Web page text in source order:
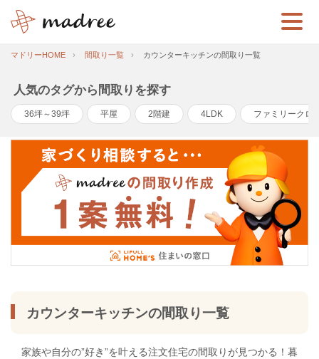
マドリーHOME 間取り一覧 カウンターキッチンの間取り一覧
人気のタグから間取りを探す
36坪～39坪 平屋 2階建 4LDK ファミリークロ
カウンターキッチンの間取り一覧
家族や自分の”好き”を叶える注文住宅の間取りが見つかる！暮